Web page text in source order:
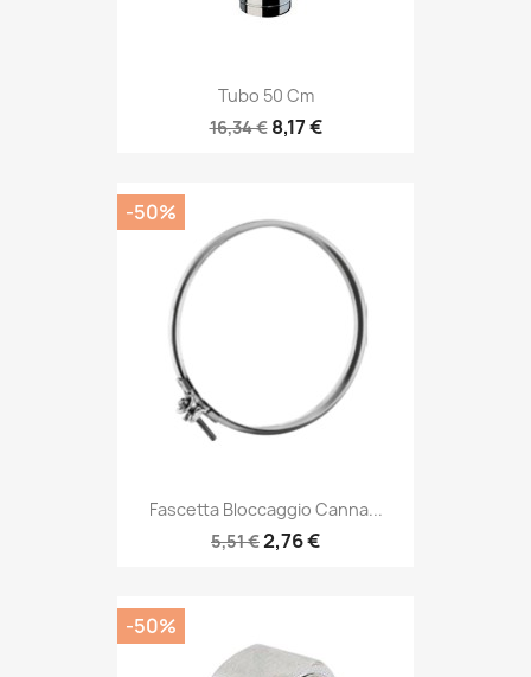
Tubo 50 Cm
16,34 € 8,17 €
Fascetta Bloccaggio Canna...
5,51 €2,76 €
-50%
-50%